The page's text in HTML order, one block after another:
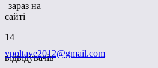
зараз на
сайті
14
відвідувачів
vpoltave2012@gmail.com